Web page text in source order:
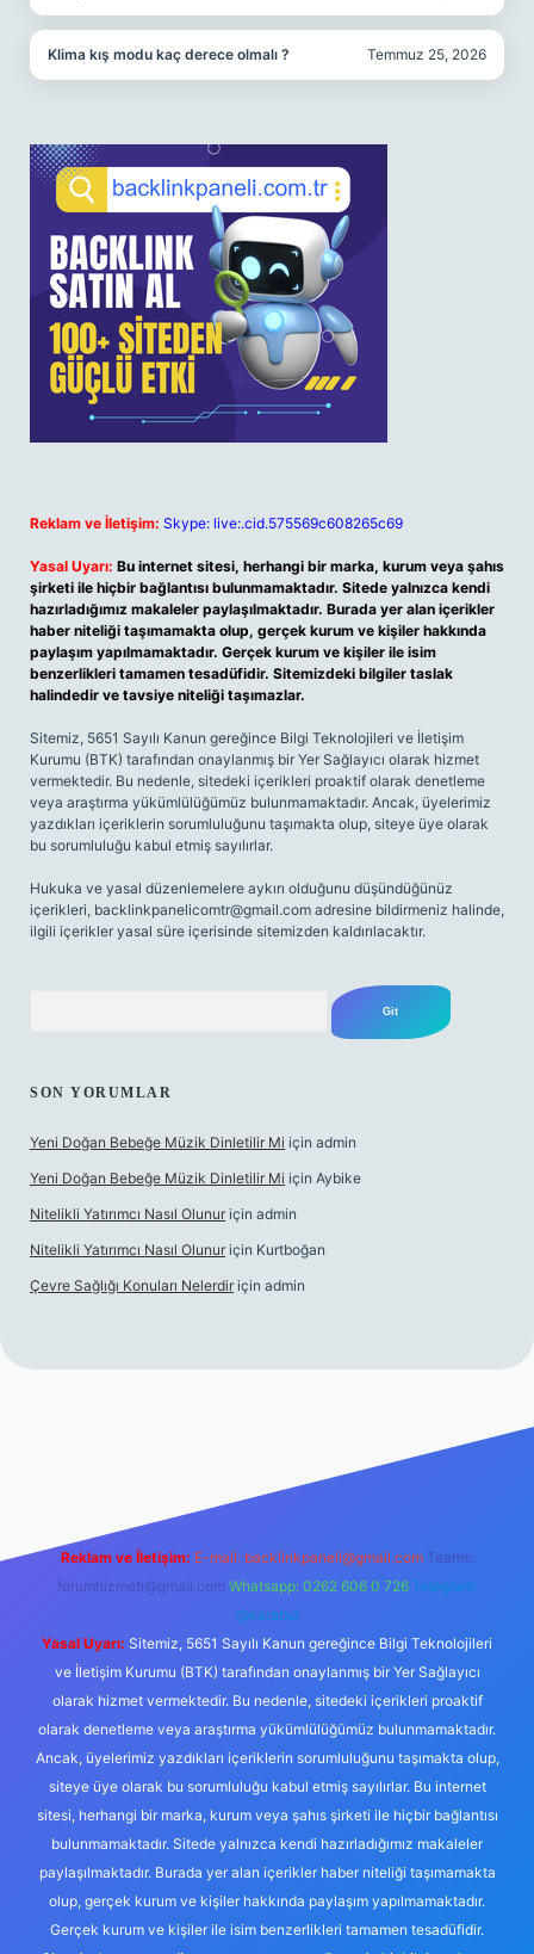
Klima kış modu kaç derece olmalı ? Temmuz 25, 2026
Reklam ve İletişim: Skype: live:.cid.575569c608265c69
Yasal Uyarı: Bu internet sitesi, herhangi bir marka, kurum veya şahıs
şirketi ile hiçbir bağlantısı bulunmamaktadır. Sitede yalnızca kendi
hazırladığımız makaleler paylaşılmaktadır. Burada yer alan içerikler
haber niteliği taşımamakta olup, gerçek kurum ve kişiler hakkında
paylaşım yapılmamaktadır. Gerçek kurum ve kişiler ile isim
benzerlikleri tamamen tesadüfidir. Sitemizdeki bilgiler taslak
halindedir ve tavsiye niteliği taşımazlar.
Sitemiz, 5651 Sayılı Kanun gereğince Bilgi Teknolojileri ve İletişim
Kurumu (BTK) tarafından onaylanmış bir Yer Sağlayıcı olarak hizmet
vermektedir. Bu nedenle, sitedeki içerikleri proaktif olarak denetleme
veya araştırma yükümlülüğümüz bulunmamaktadır. Ancak, üyelerimiz
yazdıkları içeriklerin sorumluluğunu taşımakta olup, siteye üye olarak
bu sorumluluğu kabul etmiş sayılırlar.
Hukuka ve yasal düzenlemelere aykırı olduğunu düşündüğünüz
içerikleri, backlinkpanelicomtr@gmail.com adresine bildirmeniz halinde,
ilgili içerikler yasal süre içerisinde sitemizden kaldırılacaktır.
SON YORUMLAR
Yeni Doğan Bebeğe Müzik Dinletilir Mi için admin
Yeni Doğan Bebeğe Müzik Dinletilir Mi için Aybike
Nitelikli Yatırımcı Nasıl Olunur için admin
Nitelikli Yatırımcı Nasıl Olunur için Kurtboğan
Çevre Sağlığı Konuları Nelerdir için admin
Reklam ve İletişim: E-mail: backlinkpaneli@gmail.com Teams:
forumhizmeti@gmail.com Whatsapp: 0262 606 0 726 Telegram:
@karabul
Yasal Uyarı: Sitemiz, 5651 Sayılı Kanun gereğince Bilgi Teknolojileri
ve İletişim Kurumu (BTK) tarafından onaylanmış bir Yer Sağlayıcı
olarak hizmet vermektedir. Bu nedenle, sitedeki içerikleri proaktif
olarak denetleme veya araştırma yükümlülüğümüz bulunmamaktadır.
Ancak, üyelerimiz yazdıkları içeriklerin sorumluluğunu taşımakta olup,
siteye üye olarak bu sorumluluğu kabul etmiş sayılırlar. Bu internet
sitesi, herhangi bir marka, kurum veya şahıs şirketi ile hiçbir bağlantısı
bulunmamaktadır. Sitede yalnızca kendi hazırladığımız makaleler
paylaşılmaktadır. Burada yer alan içerikler haber niteliği taşımamakta
olup, gerçek kurum ve kişiler hakkında paylaşım yapılmamaktadır.
Gerçek kurum ve kişiler ile isim benzerlikleri tamamen tesadüfidir.